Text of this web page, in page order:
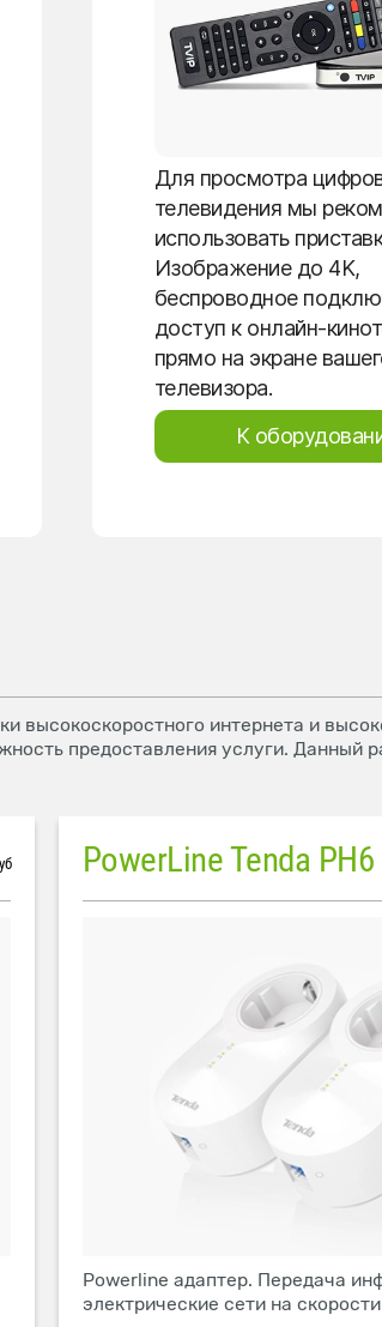
Для просмотра
телевидения мы
использовать
Изображение до 4K,
беспроводное
доступ к онлайн-
прямо на экране
телевизора.
К
высокоскоростного интернета и
предоставления услуги.
PowerLine Tenda PH6
Powerline адаптер. Передача
электрические сети на